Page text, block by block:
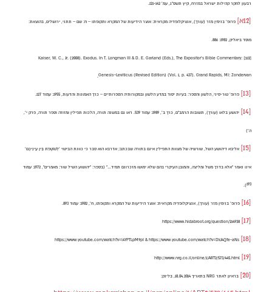
רבעון לחקר קהילות ישראל במזרח, קיץ תשס"ג, עמ' 121-142.
[12א] פרופ' בנימין מזר (עורך), אנציקלופדיה מקראית: אוצר הידיעות של המקרא ותקופתו – ח: שם – תתני, ירושלים, בהוצאת:
מוסד ביאליק, 1982: 886.
[12ב] Kaiser, W. C., Jr. (2008). Exodus. In T. Longman III & D. E. Garland (Eds.), The Expositor’s Bible Commentary:
Genesis–Leviticus (Revised Edition) (Vol. 1, p. 437). Grand Rapids, MI: Zondervan.
[13] פרופ’ טור-סיני, הלשון והספר: בעיות יסוד במדע הלשון ובמקורותיה הספרותיים – כרך האמונות והדעות, 1955: עמוד 127.
[14] יהושע בלאו (עורך), תשובות הרמב”ם, כרך ב’, 1989: עמוד 539. ראו גם במשנה תורה, הלכות תפילין ומזוזה וספר תורה, פרק י’,
ה’)
[15] אליבא דיהושע השל, שורשיה של מצוות התפילין אינם בתורה שבכתב; אדרבא הוא סבר כי כוונת הביטוי ‘לְטוֹטָפֹת בֵּין עֵינֵיכֶם’
אינו נאמר “אלא בדרך משל ומליצה, והמובן העיקרי בהם שלא ימושו מזכרונם תמיד…” (בספר: “יהושוע השיל שור: מאמרים”, 1972: עמוד
193).
[16] פרופ’ בנימין מזר (עורך), אנציקלופדיה מקראית: אוצר הידיעות של המקרא ותקופתו, ח’, 1982: עמוד 893.
[17]
[18]
[19]
[20] בראיון לאתר NRG בתאריך 18.04.2014, בלינק: